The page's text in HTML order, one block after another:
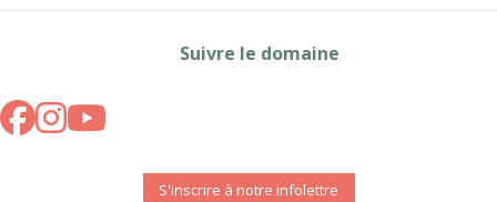
Suivre le domaine
S'inscrire à notre infolettre